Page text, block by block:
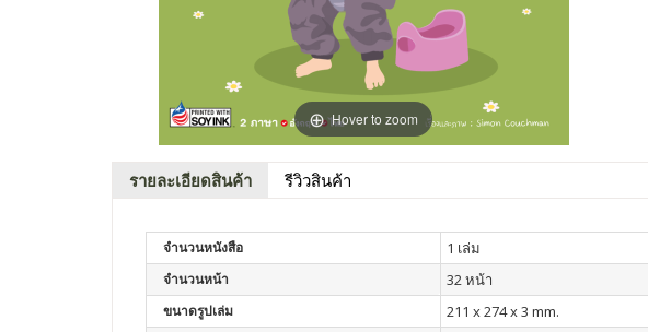
Hover to zoom
รายละเอียดสินค้า รีวิวสินค้า
จำนวนหนังสือ 1 เล่ม
จำนวนหน้า 32 หน้า
ขนาดรูปเล่ม 211 x 274 x 3 mm.